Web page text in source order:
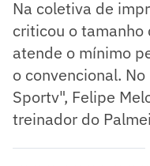
Na coletiva de
criticou o
atende o mínimo
o convencional.
Sportv", Felipe
treinador do